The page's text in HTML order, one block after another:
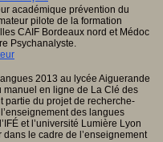
académique prévention du
pilote de la formation
CAIF Bordeaux nord et Médoc
Psychanalyste.
2013 au lycée Aiguerande
en ligne de La Clé des
partie du projet de recherche-
des langues
et l’université Lumière Lyon
le cadre de l’enseignement